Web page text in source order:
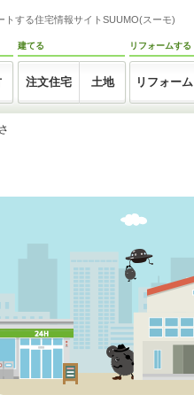
する住宅情報サイトSUUMO(スーモ)
建てる
注文住宅 土地
リフォームする
リフォーム